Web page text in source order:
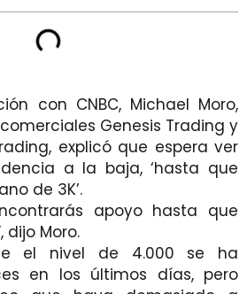
con CNBC, Michael Moro,
Genesis Trading y
explicó que espera ver
a la baja, ‘hasta que
de 3K’.
apoyo hasta que
dijo Moro.
el nivel de 4.000 se ha
en los últimos días, pero